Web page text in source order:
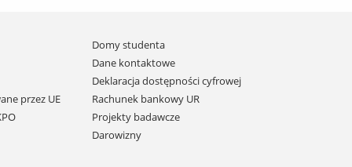
przez UE
Domy studenta
Dane kontaktowe
Deklaracja dostępności cyfrowej
Rachunek bankowy UR
Projekty badawcze
Darowizny